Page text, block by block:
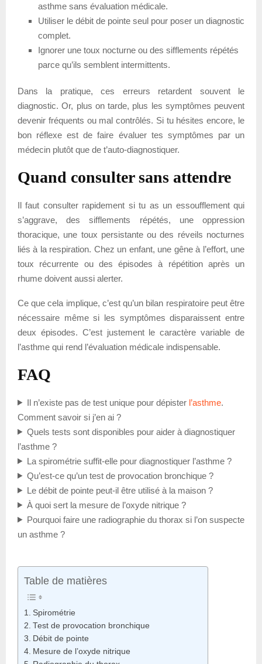
asthme sans évaluation médicale.
Utiliser le débit de pointe seul pour poser un diagnostic
complet.
Ignorer une toux nocturne ou des sifflements répétés
parce qu’ils semblent intermittents.
Dans la pratique, ces erreurs retardent souvent le
diagnostic. Or, plus on tarde, plus les symptômes peuvent
devenir fréquents ou mal contrôlés. Si tu hésites encore, le
bon réflexe est de faire évaluer tes symptômes par un
médecin plutôt que de t’auto-diagnostiquer.
Quand consulter sans attendre
Il faut consulter rapidement si tu as un essoufflement qui
s’aggrave, des sifflements répétés, une oppression
thoracique, une toux persistante ou des réveils nocturnes
liés à la respiration. Chez un enfant, une gêne à l’effort, une
toux récurrente ou des épisodes à répétition après un
rhume doivent aussi alerter.
Ce que cela implique, c’est qu’un bilan respiratoire peut être
nécessaire même si les symptômes disparaissent entre
deux épisodes. C’est justement le caractère variable de
l’asthme qui rend l’évaluation médicale indispensable.
FAQ
Il n’existe pas de test unique pour dépister l’asthme.
Comment savoir si j’en ai ?
Quels tests sont disponibles pour aider à diagnostiquer
l’asthme ?
La spirométrie suffit-elle pour diagnostiquer l’asthme ?
Qu’est-ce qu’un test de provocation bronchique ?
Le débit de pointe peut-il être utilisé à la maison ?
À quoi sert la mesure de l’oxyde nitrique ?
Pourquoi faire une radiographie du thorax si l’on suspecte
un asthme ?
Table de matières
Spirométrie
Test de provocation bronchique
Débit de pointe
Mesure de l’oxyde nitrique